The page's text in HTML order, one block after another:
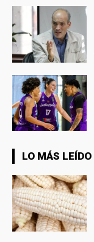
LO MÁS LEÍDO